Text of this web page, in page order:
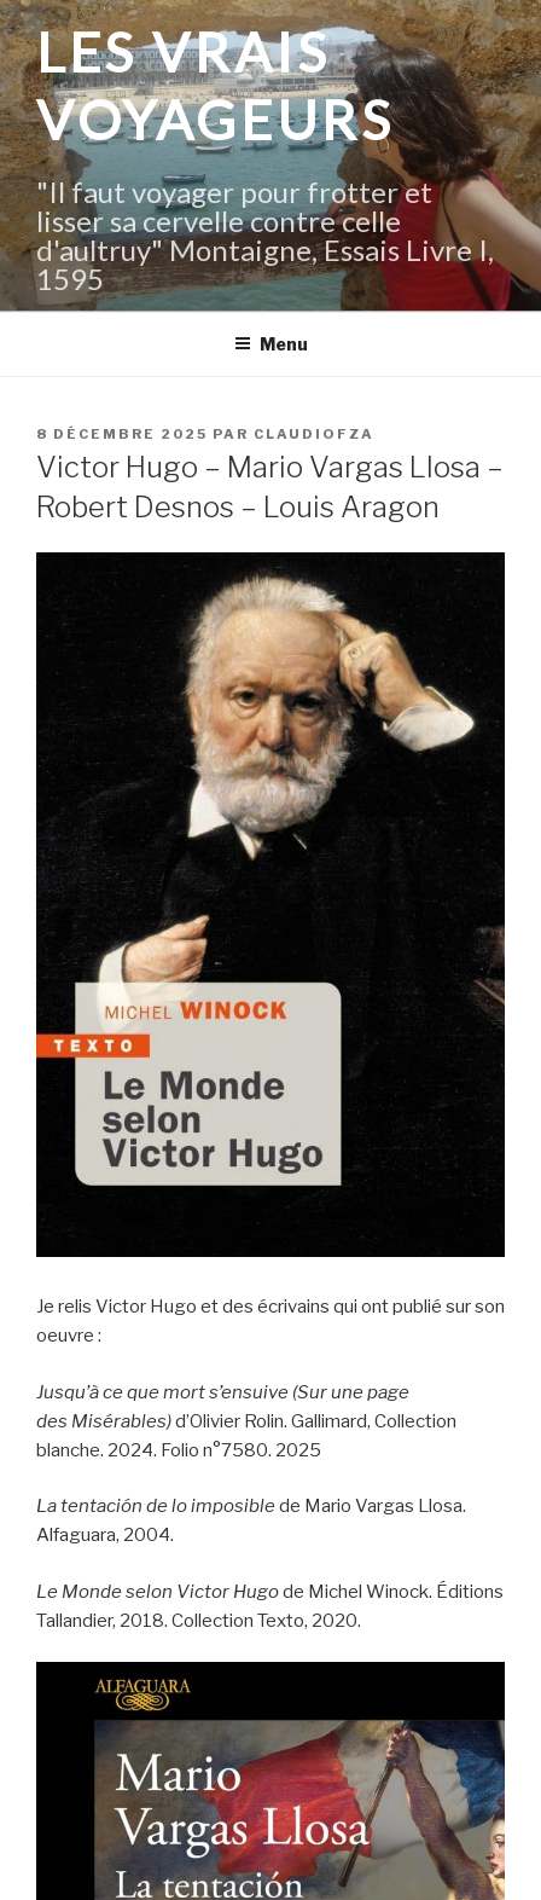
Aller
au
contenu
principal
LES VRAIS
VOYAGEURS
"Il faut voyager pour frotter et
lisser sa cervelle contre celle
d'aultruy" Montaigne, Essais Livre I,
1595
Menu
PUBLIÉ
LE
8 DÉCEMBRE 2025 PAR CLAUDIOFZA
Victor Hugo – Mario Vargas Llosa –
Robert Desnos – Louis Aragon
Je relis Victor Hugo et des écrivains qui ont publié sur son
oeuvre :
Jusqu’à ce que mort s’ensuive (Sur une page
des Misérables)d’Olivier Rolin. Gallimard, Collection
blanche. 2024. Folio n°7580. 2025
La tentación de lo imposible de Mario Vargas Llosa.
Alfaguara, 2004.
Le Monde selon Victor Hugode Michel Winock. Éditions
Tallandier, 2018. Collection Texto, 2020.